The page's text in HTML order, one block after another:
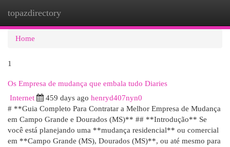
topazdirectory
Home
1
Os Empresa de mudança que embala tudo Diaries
Internet 459 days ago henryd407nyn0
# **Guia Completo Para Contratar a Melhor Empresa de Mudança
em Campo Grande e Dourados (MS)** ## **Introdução** Se
você está planejando uma **mudança residencial** ou comercial
em **Campo Grande (MS), Dourados (MS)**, ou até mesmo para